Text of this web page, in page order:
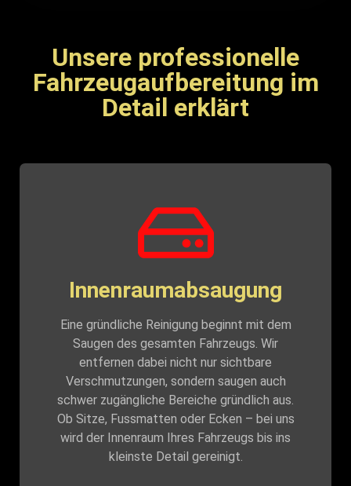
Unsere professionelle
Fahrzeugaufbereitung im
Detail erklärt
Innenraumabsaugung
Eine gründliche Reinigung beginnt mit dem
Saugen des gesamten Fahrzeugs. Wir
entfernen dabei nicht nur sichtbare
Verschmutzungen, sondern saugen auch
schwer zugängliche Bereiche gründlich aus.
Ob Sitze, Fussmatten oder Ecken – bei uns
wird der Innenraum Ihres Fahrzeugs bis ins
kleinste Detail gereinigt.